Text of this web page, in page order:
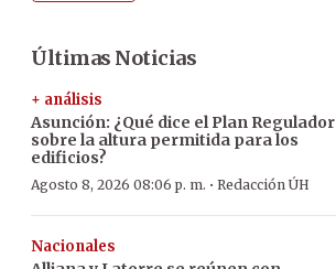
Últimas Noticias
+ análisis
Asunción: ¿Qué dice el Plan Regulador
sobre la altura permitida para los
edificios?
Agosto 8, 2026 08:06 p. m. · Redacción ÚH
Nacionales